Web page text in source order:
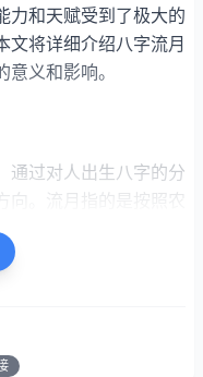
力和天赋受到了极大的
文将详细介绍八字流月
义和影响。
通过对人出生八字的分
向。流月指的是按照农
素和运势会有所差别；
有两个甲子，代表着该